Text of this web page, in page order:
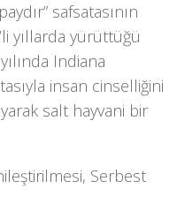
safsatasının
yıllarda yürüttüğü
Indiana
insan cinselliğini
salt hayvani bir
Serbest